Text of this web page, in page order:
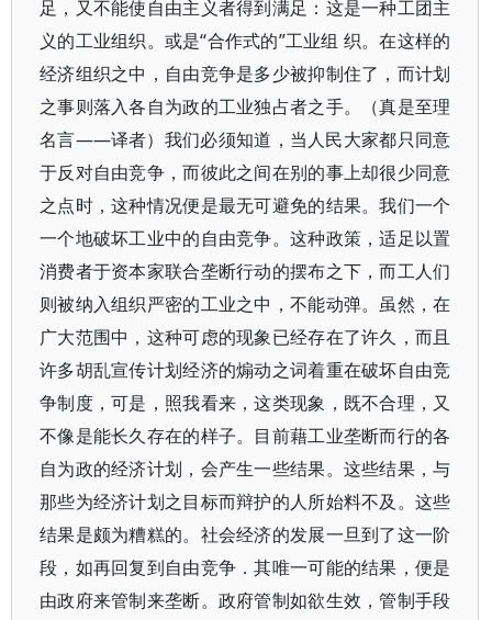
足，又不能使自由主义者得到满足：这是一种工团主
义的工业组织。或是“合作式的”工业组 织。在这样的
经济组织之中，自由竞争是多少被抑制住了，而计划
之事则落入各自为政的工业独占者之手。（真是至理
名言——译者）我们必须知道，当人民大家都只同意
于反对自由竞争，而彼此之间在别的事上却很少同意
之点时，这种情况便是最无可避免的结果。我们一个
一个地破坏工业中的自由竞争。这种政策，适足以置
消费者于资本家联合垄断行动的摆布之下，而工人们
则被纳入组织严密的工业之中，不能动弹。虽然，在
广大范围中，这种可虑的现象已经存在了许久，而且
许多胡乱宣传计划经济的煽动之词着重在破坏自由竞
争制度，可是，照我看来，这类现象，既不合理，又
不像是能长久存在的样子。目前藉工业垄断而行的各
自为政的经济计划，会产生一些结果。这些结果，与
那些为经济计划之目标而辩护的人所始料不及。这些
结果是颇为糟糕的。社会经济的发展一旦到了这一阶
段，如再回复到自由竞争．其唯一可能的结果，便是
由政府来管制来垄断。政府管制如欲生效，管制手段